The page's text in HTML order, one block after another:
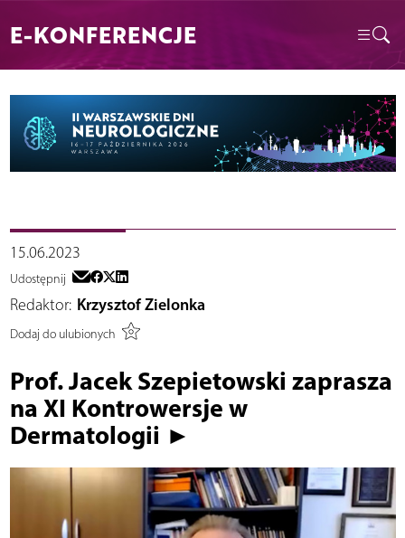
E-KONFERENCJE
15.06.2023
Udostępnij
Redaktor: Krzysztof Zielonka
Dodaj do ulubionych
Prof. Jacek Szepietowski zaprasza
na XI Kontrowersje w
Dermatologii ►